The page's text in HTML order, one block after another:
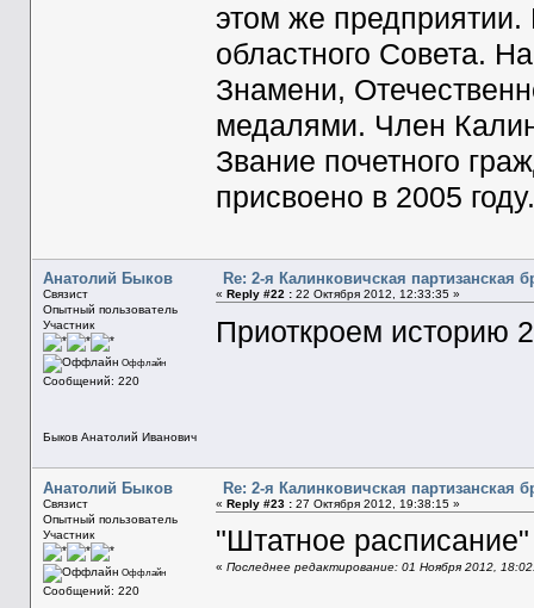
этом же предприятии.
областного Совета.
Знамени,
медалями. Член
Звание почетного
присвоено в 2005
Анатолий Быков
Связист
Опытный пользователь
Участник
Оффлайн
Сообщений: 220
Быков Анатолий Иванович
Re: 2-я Калинковичская партизанская
« Reply #22 :22 Октября 2012, 12:33:35 »
Приоткроем историю
Анатолий Быков
Связист
Опытный пользователь
Участник
Оффлайн
Сообщений: 220
Re: 2-я Калинковичская партизанская
« Reply #23 :27 Октября 2012, 19:38:15 »
"Штатное
« Последнее редактирование: 01 Ноября 2012,